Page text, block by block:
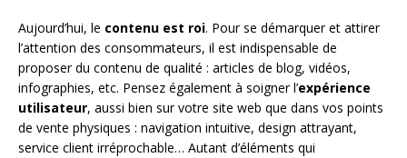
Aujourd’hui, le contenu est roi. Pour se démarquer et attirer
l’attention des consommateurs, il est indispensable de
proposer du contenu de qualité : articles de blog, vidéos,
infographies, etc. Pensez également à soigner l’expérience
utilisateur, aussi bien sur votre site web que dans vos points
de vente physiques : navigation intuitive, design attrayant,
service client irréprochable… Autant d’éléments qui